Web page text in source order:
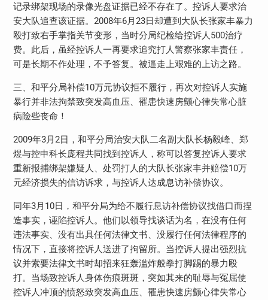
记录绑架现场的录像光盘证据已经不存在了。控诉人要求治
安大队追查该证据。2008年6月23日却遭到大队长张家丰暴力
殴打致右手掌指关节变形，当时分局纪检给控诉人500治疗
费。此后，虽经控诉人一再要求追究打人警察张家丰责任，
可是长期不作处理，不予答复。被逼走上艰难的上访之路。
三、和平分局补偿10万元协议拒不履行，再次对控诉人实施
暴行并非法拘禁致突发高血压、罹患快速房颤心律失常心脏
病险些丧命！
2009年3月2日，和平分局治安大队二名副大队长杨毅峰、郑
煜与控申科长庞程共同找到控诉人，称可以答复控诉人要求
重新报捕绑架嫌疑人、处罚打人的大队长张家丰并赔偿10万
元经济损失的信访诉求，与控诉人达成息访补偿协议。
同年3月10日，和平分局为给不履行息访补偿协议找借口而捏
造事实，诬陷控诉人。他们以领导找谈话为名，在没有任何
违法事实、没有出具任何法律文书、没履行任何法律程序的
情况下，直接将控诉人送进了拘留所。当控诉人提出强烈抗
议并索要法律文书时却招来狂轰滥炸般拳打脚踢的暴力殴
打。当场致控诉人身体伤痕斑斑，突如其来的耻辱与冤屈使
控诉人冲顶的愤怒致突发高血压、罹患快速房颤心律失常心